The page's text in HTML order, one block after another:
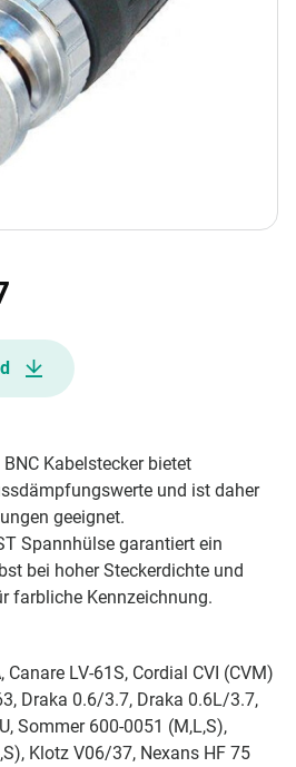
Kabelstecker bietet
und ist daher
geeignet.
Spannhülse garantiert ein
bei hoher Steckerdichte und
farbliche Kennzeichnung.
Canare LV-61S, Cordial CVI (CVM)
Draka 0.6/3.7, Draka 0.6L/3.7,
Sommer 600-0051 (M,L,S),
Klotz V06/37, Nexans HF 75